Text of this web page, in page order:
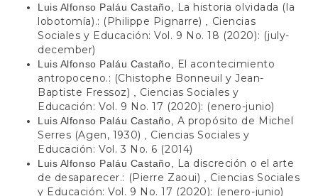
Luis Alfonso Paláu Castaño, La historia olvidada (la
lobotomía).: (Philippe Pignarre) , Ciencias
Sociales y Educación: Vol. 9 No. 18 (2020): (july-
december)
Luis Alfonso Paláu Castaño, El acontecimiento
antropoceno.: (Chistophe Bonneuil y Jean-
Baptiste Fressoz) , Ciencias Sociales y
Educación: Vol. 9 No. 17 (2020): (enero-junio)
Luis Alfonso Paláu Castaño, A propósito de Michel
Serres (Agen, 1930) , Ciencias Sociales y
Educación: Vol. 3 No. 6 (2014)
Luis Alfonso Paláu Castaño, La discreción o el arte
de desaparecer.: (Pierre Zaoui) , Ciencias Sociales
y Educación: Vol. 9 No. 17 (2020): (enero-junio)